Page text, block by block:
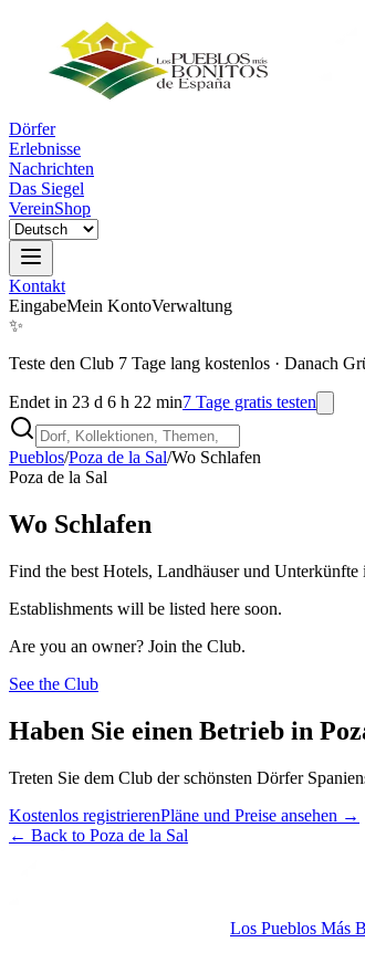
Dörfer
Erlebnisse
Nachrichten
Das Siegel
VereinShop
Kontakt
EingabeMein KontoVerwaltung
✨
Teste den Club 7 Tage lang kostenlos · Danach
Endet in 23 d 6 h 22 min7 Tage gratis testen
Pueblos/Poza de la Sal/Wo Schlafen
Poza de la Sal
Wo Schlafen
Find the best Hotels, Landhäuser und Unterkünfte
Establishments will be listed here soon.
Are you an owner? Join the Club.
See the Club
Haben Sie einen Betrieb in
Treten Sie dem Club der schönsten Dörfer
Kostenlos registrierenPläne und Preise ansehen →
← Back to Poza de la Sal
Los Pueblos Más